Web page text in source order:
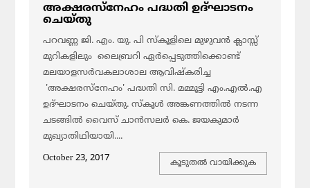
അക്ഷരസ്‌നേഹം പദ്ധതി ഉദ്ഘാടനം
ചെയ്തു
പറവണ്ണ ജി. എം. യു. പി സ്‌കൂളിലെ മുഴുവന്‍ ക്ലാസ്സ്
മുറികളിലും ലൈബ്രറി ഏര്‍പ്പെടുത്തിക്കൊണ്ട്
മലയാളസര്‍വകലാശാല ആവിഷ്‌കരിച്ച
'അക്ഷരസ്‌നേഹം' പദ്ധതി സി. മമ്മൂട്ടി എം.എല്‍.എ
ഉദ്ഘാടനം ചെയ്തു. സ്‌കൂള്‍ അങ്കണത്തില്‍ നടന്ന
ചടങ്ങില്‍ വൈസ് ചാന്‍സലര്‍ കെ. ജയകുമാര്‍
മുഖ്യാതിഥിയായി....
October 23, 2017
കൂടുതല്‍ വായിക്കുക